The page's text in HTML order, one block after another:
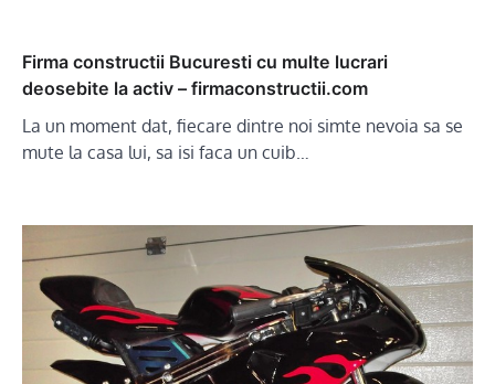
Firma constructii Bucuresti cu multe lucrari
deosebite la activ – firmaconstructii.com
La un moment dat, fiecare dintre noi simte nevoia sa se
mute la casa lui, sa isi faca un cuib…